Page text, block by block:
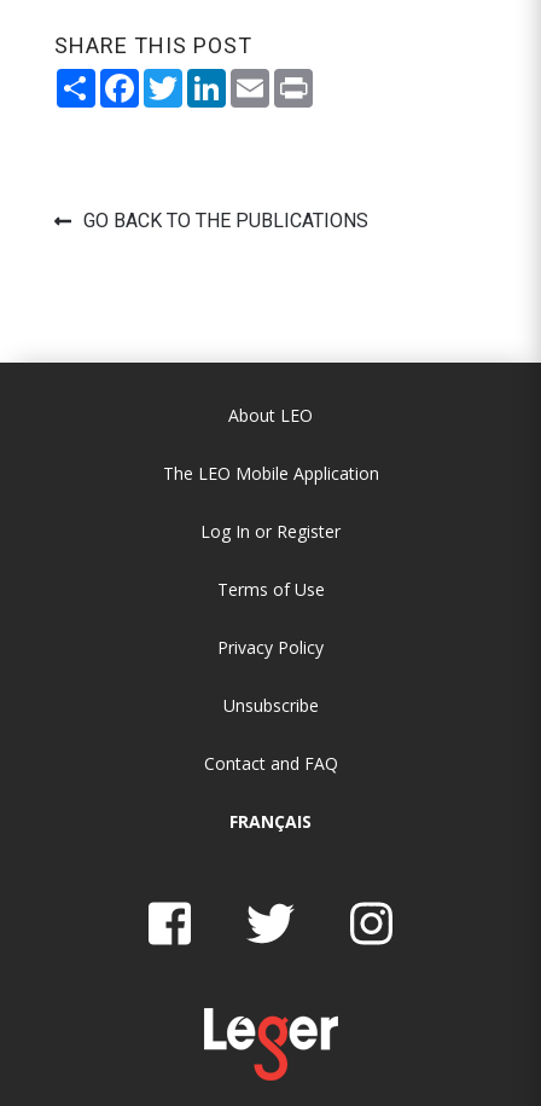
SHARE THIS POST
ShareFacebook
TwitterLinkedIn
EmailPrint
GO BACK TO THE PUBLICATIONS
About LEO
The LEO Mobile Application
Log In or Register
Terms of Use
Privacy Policy
Unsubscribe
Contact and FAQ
FRANÇAIS